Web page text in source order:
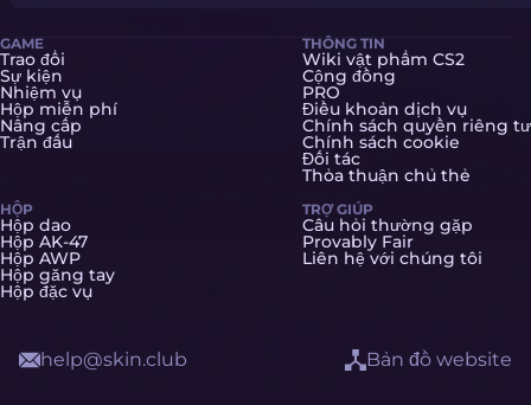
GAME
Trao đổi
Sự kiện
Nhiệm vụ
Hộp miễn phí
Nâng cấp
Trận đấu
HỘP
Hộp dao
Hộp AK-47
Hộp AWP
Hộp găng tay
Hộp đặc vụ
THÔNG TIN
Wiki vật phẩm CS2
Cộng đồng
PRO
Điều khoản dịch vụ
Chính sách quyền riêng tư
Chính sách cookie
Đối tác
Thỏa thuận chủ thẻ
TRỢ GIÚP
Câu hỏi thường gặp
Provably Fair
Liên hệ với chúng tôi
help@skin.club Bản đồ website